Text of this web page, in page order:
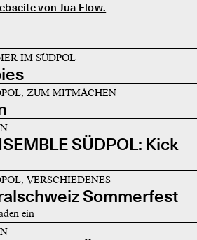
von Jua Flow.
IM SÜDPOL
ZUM MITMACHEN
SÜDPOL: Kick
VERSCHIEDENES
Sommerfest
ein